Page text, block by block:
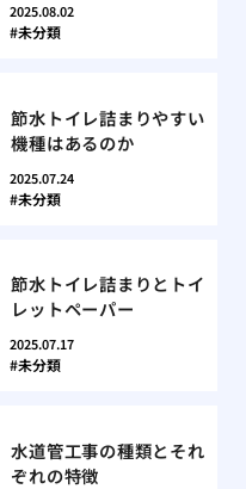
2025.08.02
未分類
節水トイレ詰まりやすい
機種はあるのか
2025.07.24
未分類
節水トイレ詰まりとトイ
レットペーパー
2025.07.17
未分類
水道管工事の種類とそれ
ぞれの特徴